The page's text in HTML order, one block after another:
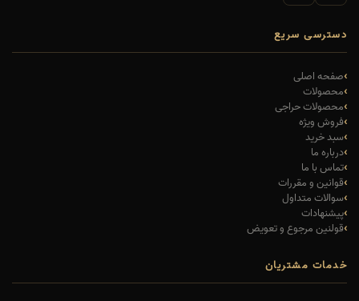
دسترسی سریع
صفحه اصلی
محصولات
محصولات حراجی
فروش ویژه
سبد خرید
درباره ما
تماس با ما
قوانین و مقررات
سوالات متداول
پیشنهادات
قولنین مرجوع و تعویض
خدمات مشتریان